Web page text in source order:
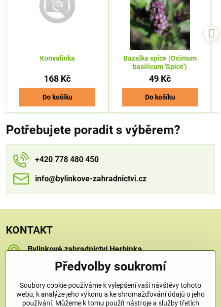
Konvalinka
168 Kč
Do košíku
Bazalka spice (Ocimum
basilicum 'Spice')
49 Kč
Do košíku
Potřebujete poradit s výběrem?
+420 778 480 450
info​​@bylinkove-zahradnictvi​​.cz
KONTAKT
Bylinkové zahradnictví Herbinka
Petra Závorcová
Na Křečku 346
+420 778 480 450
Předvolby soukromí
Soubory cookie používáme k vylepšení vaší návštěvy tohoto
webu, k analýze jeho výkonu a ke shromažďování údajů o jeho
používání. Můžeme k tomu použít nástroje a služby třetích